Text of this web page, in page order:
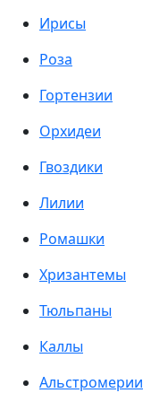
Ирисы
Роза
Гортензии
Орхидеи
Гвоздики
Лилии
Ромашки
Хризантемы
Тюльпаны
Каллы
Альстромерии